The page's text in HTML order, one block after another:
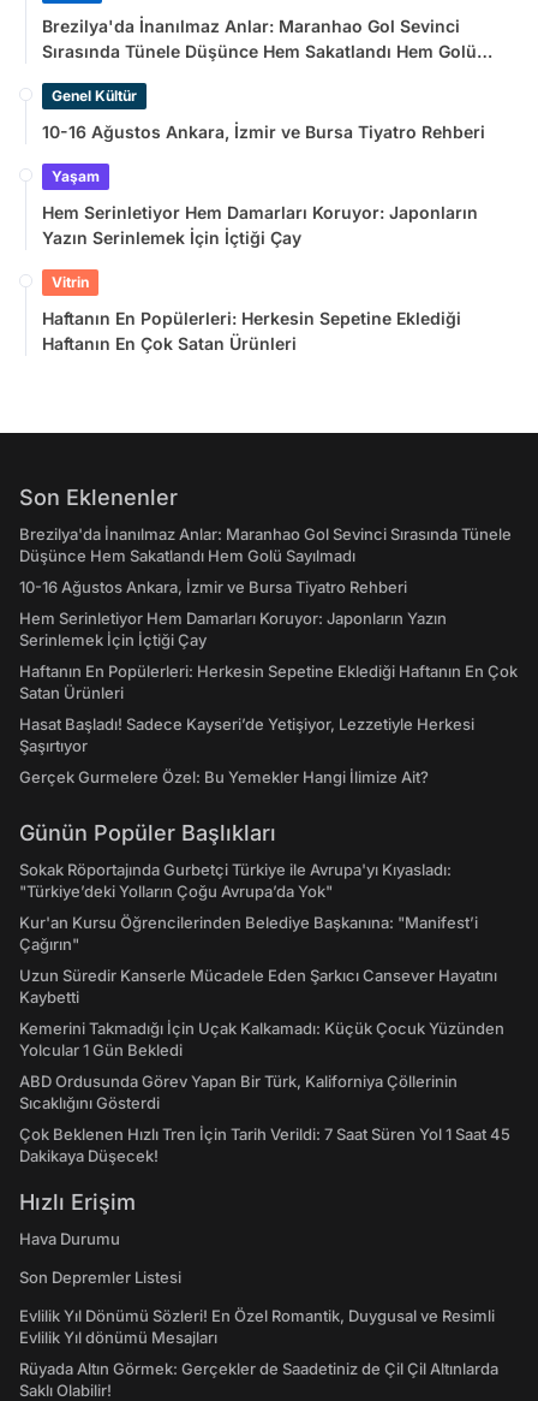
Brezilya'da İnanılmaz Anlar: Maranhao Gol Sevinci
Sırasında Tünele Düşünce Hem Sakatlandı Hem Golü
Genel Kültür
10-16 Ağustos Ankara, İzmir ve Bursa Tiyatro Rehberi
Yaşam
Hem Serinletiyor Hem Damarları Koruyor: Japonların
Yazın Serinlemek İçin İçtiği Çay
Vitrin
Haftanın En Popülerleri: Herkesin Sepetine Eklediği
Haftanın En Çok Satan Ürünleri
Son Eklenenler
Brezilya'da İnanılmaz Anlar: Maranhao Gol Sevinci Sırasında Tünele
Düşünce Hem Sakatlandı Hem Golü Sayılmadı
10-16 Ağustos Ankara, İzmir ve Bursa Tiyatro Rehberi
Hem Serinletiyor Hem Damarları Koruyor: Japonların Yazın
Serinlemek İçin İçtiği Çay
Haftanın En Popülerleri: Herkesin Sepetine Eklediği Haftanın En Çok
Satan Ürünleri
Hasat Başladı! Sadece Kayseri’de Yetişiyor, Lezzetiyle Herkesi
Şaşırtıyor
Gerçek Gurmelere Özel: Bu Yemekler Hangi İlimize Ait?
Günün Popüler Başlıkları
Sokak Röportajında Gurbetçi Türkiye ile Avrupa'yı Kıyasladı:
"Türkiye’deki Yolların Çoğu Avrupa’da Yok"
Kur'an Kursu Öğrencilerinden Belediye Başkanına: "Manifest’i
Çağırın"
Uzun Süredir Kanserle Mücadele Eden Şarkıcı Cansever Hayatını
Kaybetti
Kemerini Takmadığı İçin Uçak Kalkamadı: Küçük Çocuk Yüzünden
Yolcular 1 Gün Bekledi
ABD Ordusunda Görev Yapan Bir Türk, Kaliforniya Çöllerinin
Sıcaklığını Gösterdi
Çok Beklenen Hızlı Tren İçin Tarih Verildi: 7 Saat Süren Yol 1 Saat 45
Dakikaya Düşecek!
Hızlı Erişim
Hava Durumu
Son Depremler Listesi
Evlilik Yıl Dönümü Sözleri! En Özel Romantik, Duygusal ve Resimli
Evlilik Yıl dönümü Mesajları
Rüyada Altın Görmek: Gerçekler de Saadetiniz de Çil Çil Altınlarda
Saklı Olabilir!